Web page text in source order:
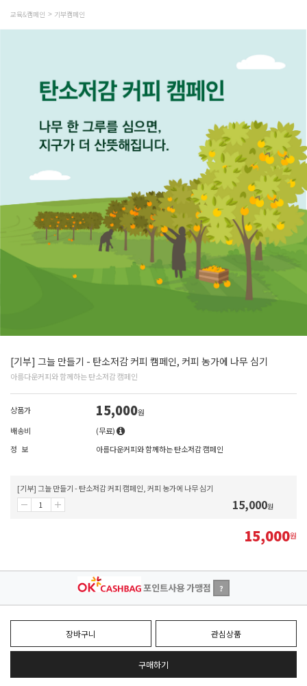
교육&캠페인 기부캠페인
[기부] 그늘 만들기 - 탄소저감 커피 캠페인, 커피 농가에 나무 심기
아름다운커피와 함께하는 탄소저감 캠페인
상품가 15,000원
배송비
(무료)
정 보
아름다운커피와 함께하는 탄소저감 캠페인
[기부] 그늘 만들기 - 탄소저감 커피 캠페인, 커피 농가에 나무 심기
15,000원
15,000원
포인트사용 가맹점 ?
장바구니 관심상품
구매하기